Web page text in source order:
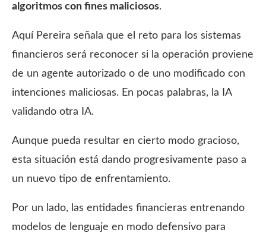
algoritmos con fines maliciosos.
Aquí Pereira señala que el reto para los sistemas
financieros será reconocer si la operación proviene
de un agente autorizado o de uno modificado con
intenciones maliciosas. En pocas palabras, la IA
validando otra IA.
Aunque pueda resultar en cierto modo gracioso,
esta situación está dando progresivamente paso a
un nuevo tipo de enfrentamiento.
Por un lado, las entidades financieras entrenando
modelos de lenguaje en modo defensivo para